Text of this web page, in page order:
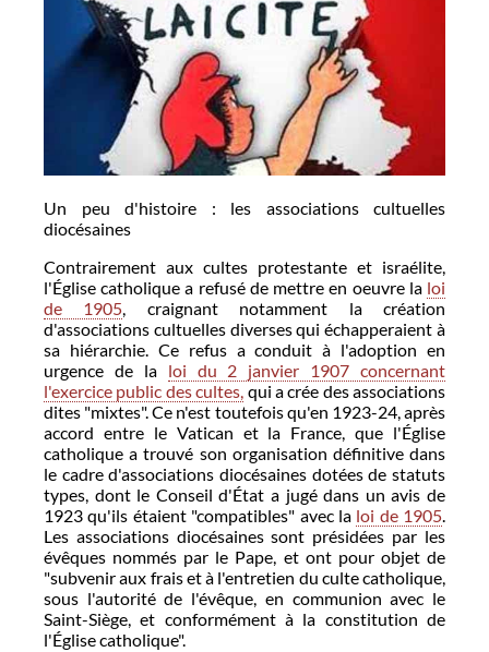
Un peu d'histoire : les associations cultuelles
diocésaines
Contrairement aux cultes protestante et israélite,
l'Église catholique a refusé de mettre en oeuvre la loi
de 1905, craignant notamment la création
d'associations cultuelles diverses qui échapperaient à
sa hiérarchie. Ce refus a conduit à l'adoption en
urgence de la loi du 2 janvier 1907 concernant
l'exercice public des cultes, qui a crée des associations
dites "mixtes". Ce n'est toutefois qu'en 1923-24, après
accord entre le Vatican et la France, que l'Église
catholique a trouvé son organisation définitive dans
le cadre d'associations diocésaines dotées de statuts
types, dont le Conseil d'État a jugé dans un avis de
1923 qu'ils étaient "compatibles" avec la loi de 1905.
Les associations diocésaines sont présidées par les
évêques nommés par le Pape, et ont pour objet de
"subvenir aux frais et à l'entretien du culte catholique,
sous l'autorité de l'évêque, en communion avec le
Saint-Siège, et conformément à la constitution de
l'Église catholique".